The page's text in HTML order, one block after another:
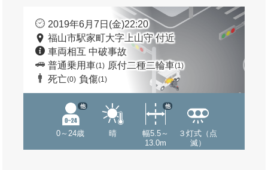
2019年6月7日(金)22:20
福山市駅家町大字上山守 付近
車両相互 中破事故
普通乗用車(1) 原付二種二輪車(1)
死亡(0) 負傷(1)
0～24歳
他
晴
幅5.5～
13.0m
他
３灯式（点
滅）